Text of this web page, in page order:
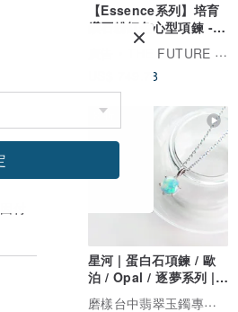
【Essence系列】培育
鑽石粉紅色心型項鍊 -
14K 玫瑰金THE FUTURE ROCKS
US$ 749.78
8 折
星河 | 蛋白石項鍊 / 歐
泊 / Opal / 逐夢系列 |
天然寶石項鍊
磨樣台中翡翠玉鐲專賣店MODE YANG
拭
每
，
自
付